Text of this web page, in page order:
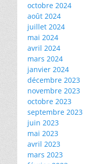
octobre 2024
août 2024
juillet 2024
mai 2024
avril 2024
mars 2024
janvier 2024
décembre 2023
novembre 2023
octobre 2023
septembre 2023
juin 2023
mai 2023
avril 2023
mars 2023